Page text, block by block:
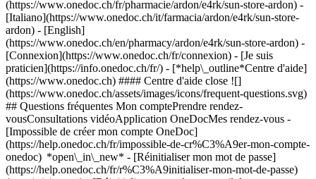
(https://www.onedoc.ch/fr/pharmacie/ardon/e4rk/sun-store-ardon) -
[Italiano](https://www.onedoc.ch/it/farmacia/ardon/e4rk/sun-store-
ardon) - [English]
(https://www.onedoc.ch/en/pharmacy/ardon/e4rk/sun-store-ardon) -
[Connexion](https://www.onedoc.ch/fr/connexion) - [Je suis
praticien](https://info.onedoc.ch/fr/) - [*help\_outline*Centre d'aide]
(https://www.onedoc.ch) #### Centre d'aide close ![]
(https://www.onedoc.ch/assets/images/icons/frequent-questions.svg)
## Questions fréquentes Mon comptePrendre rendez-
vousConsultations vidéoApplication OneDocMes rendez-vous -
[Impossible de créer mon compte OneDoc]
(https://help.onedoc.ch/fr/impossible-de-cr%C3%A9er-mon-compte-
onedoc) *open\_in\_new* - [Réinitialiser mon mot de passe]
(https://help.onedoc.ch/fr/r%C3%A9initialiser-mon-mot-de-passe)